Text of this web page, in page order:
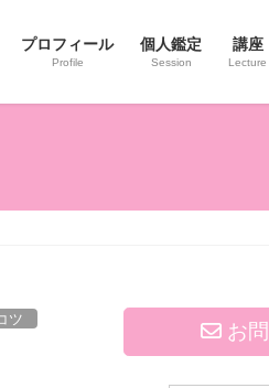
プロフィール
Profile
個人鑑定
Session
講座
Lecture
ツ
お